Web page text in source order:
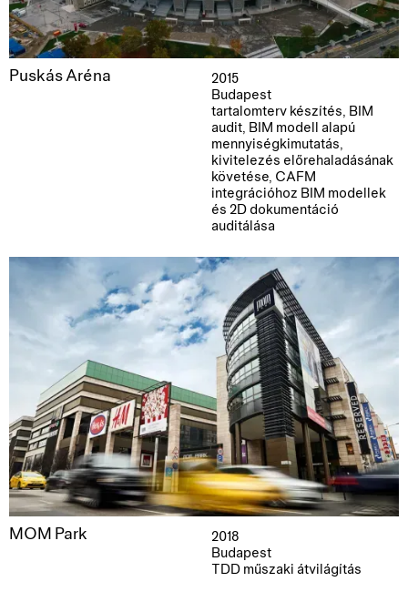
Puskás Aréna
2015
Budapest
tartalomterv készítés, BIM
audit, BIM modell alapú
mennyiségkimutatás,
kivitelezés előrehaladásának
követése, CAFM
integrációhoz BIM modellek
és 2D dokumentáció
auditálása
MOM Park
2018
Budapest
TDD műszaki átvilágítás